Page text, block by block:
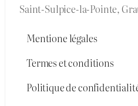
Saint-Sulpice-la-Pointe,
Mentione légales
Termes et conditions
Politique de